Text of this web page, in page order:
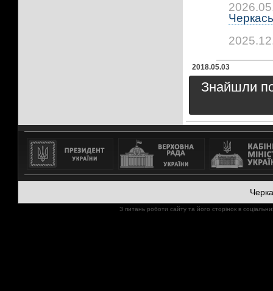
2018.05.03
Знайшли
З питань роботи сайту та його сторінок в